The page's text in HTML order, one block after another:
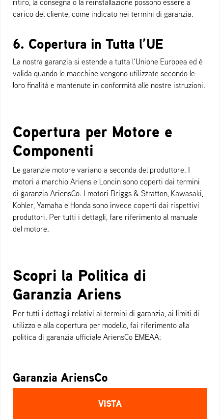
ritiro, la consegna o la reinstallazione possono essere a
carico del cliente, come indicato nei termini di garanzia.
6. Copertura in Tutta l’UE
La nostra garanzia si estende a tutta l’Unione Europea ed è
valida quando le macchine vengono utilizzate secondo le
loro finalità e mantenute in conformità alle nostre istruzioni.
Copertura per Motore e
Componenti
Le garanzie motore variano a seconda del produttore. I
motori a marchio Ariens e Loncin sono coperti dai termini
di garanzia AriensCo. I motori Briggs & Stratton, Kawasaki,
Kohler, Yamaha e Honda sono invece coperti dai rispettivi
produttori. Per tutti i dettagli, fare riferimento al manuale
del motore.
Scopri la Politica di
Garanzia Ariens
Per tutti i dettagli relativi ai termini di garanzia, ai limiti di
utilizzo e alla copertura per modello, fai riferimento alla
politica di garanzia ufficiale AriensCo EMEAA:
Garanzia AriensCo
VISTA